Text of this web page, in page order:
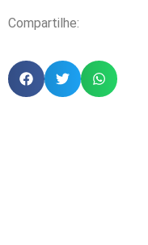
Compartilhe: